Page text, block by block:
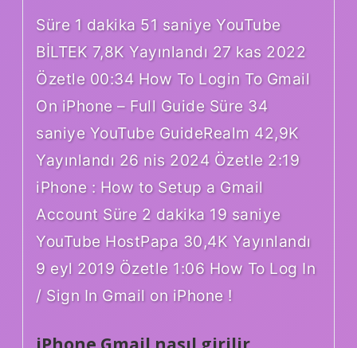
Süre 1 dakika 51 saniye YouTube
BİLTEK 7,8K Yayınlandı 27 kas 2022
Özetle 00:34 How To Login To Gmail
On iPhone – Full Guide Süre 34
saniye YouTube GuideRealm 42,9K
Yayınlandı 26 nis 2024 Özetle 2:19
iPhone : How to Setup a Gmail
Account Süre 2 dakika 19 saniye
YouTube HostPapa 30,4K Yayınlandı
9 eyl 2019 Özetle 1:06 How To Log In
/ Sign In Gmail on iPhone !